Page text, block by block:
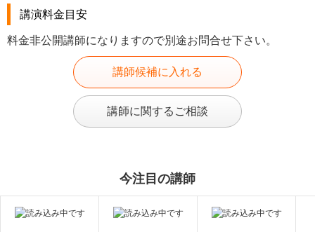
講演料金目安
料金非公開講師になりますので別途お問合せ下さい。
講師候補に入れる
講師に関するご相談
今注目の講師